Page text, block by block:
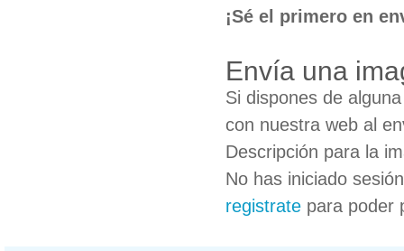
¡Sé el primero en
Envía una
Si dispones de
con nuestra web al
Descripción para la
No has iniciado
registrate para poder